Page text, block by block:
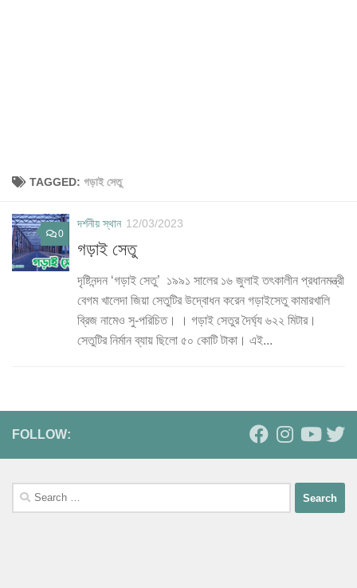
TAGGED: গড়াই সেতু
0
দর্শনীয় স্থান 12/03/2023
গড়াই সেতু
দৃষ্টিনন্দন ‘গড়াই সেতু’ ১৯৯১ সালের ১৬ জুলাই তৎকালীন প্রধানমন্ত্রী
বেগম খালেদা জিয়া সেতুটির উদ্বোধন করেন গড়াইসেতু কামারখালি
ব্রিজ নামেও সু-পরিচিত। । গড়াই সেতুর দৈর্ঘ্য ৬২২ মিটার।
সেতুটির নির্মান ব্যায় ছিলো ৫০ কোটি টাকা। এই...
FOLLOW:
Search
for: